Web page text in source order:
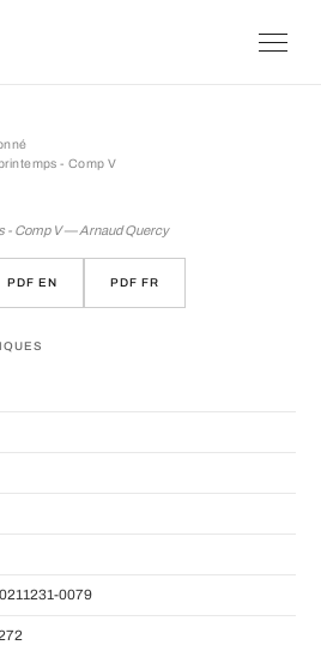
- Comp V
- Comp V — Arnaud Quercy
PDF EN PDF FR
0079